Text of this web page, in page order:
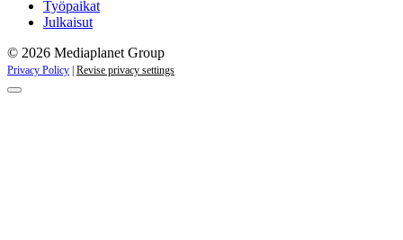
Työpaikat
Julkaisut
© 2026 Mediaplanet Group
Privacy Policy Revise privacy settings